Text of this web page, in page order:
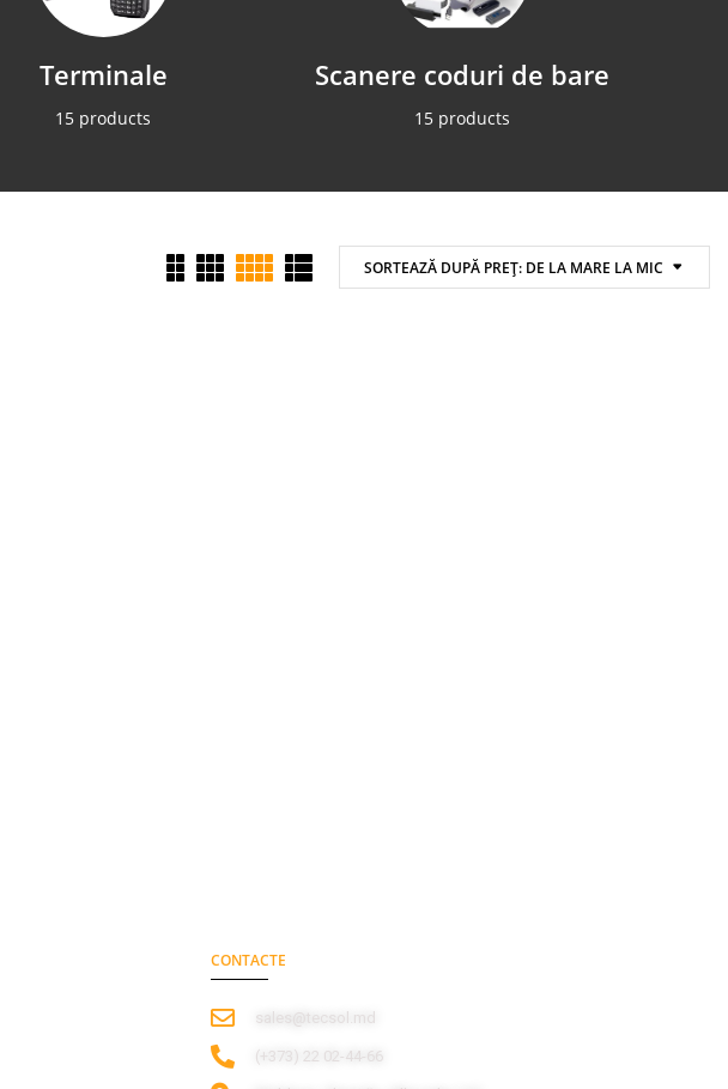
Terminale
15 products
Scanere coduri de bare
15 products
SORTEAZĂ DUPĂ PREȚ: DE LA MARE LA MIC
CONTACTE
sales@tecsol.md
‎(+373) 22 02-44-66